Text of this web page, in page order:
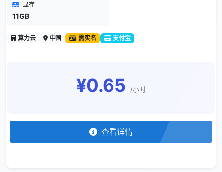
显存
11GB
算力云 中国 需实名 支付宝
¥0.65 /小时
查看详情